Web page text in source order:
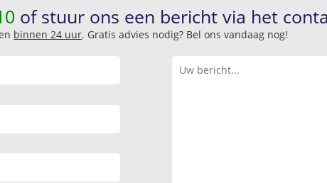
of stuur ons een bericht via het
binnen 24 uur. Gratis advies nodig? Bel ons vandaag nog!